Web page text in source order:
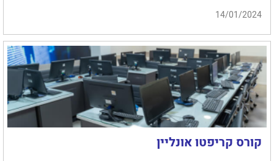
14/01/2024
קורס קריפטו אונליין